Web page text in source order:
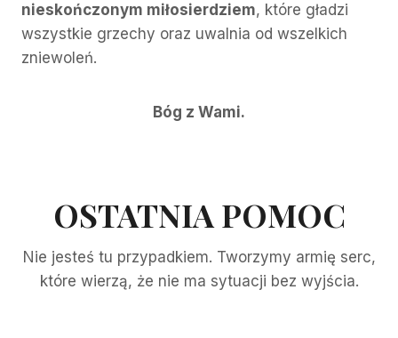
nieskończonym miłosierdziem, które gładzi
wszystkie grzechy oraz uwalnia od wszelkich
zniewoleń.
Bóg z Wami.
OSTATNIA POMOC
Nie jesteś tu przypadkiem. Tworzymy armię serc,
które wierzą, że nie ma sytuacji bez wyjścia.